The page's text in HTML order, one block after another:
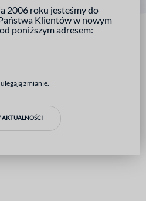
2006 roku jesteśmy do
Klientów w nowym
poniższym adresem:
zmianie.
AKTUALNOŚCI